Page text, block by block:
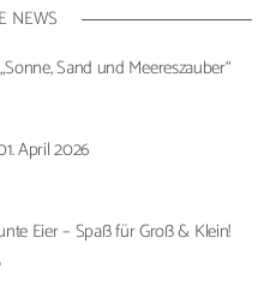
NEWS
Sand und Meereszauber“
April 2026
Eier – Spaß für Groß & Klein!